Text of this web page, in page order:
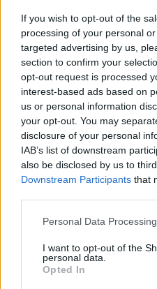
If you wish to opt-out of the
processing of your personal
targeted advertising by us,
section to confirm your
opt-out request is processed
interest-based ads based on
us or personal information
your opt-out. You may
disclosure of your personal
IAB’s list of downstream
also be disclosed by us to
Downstream Participants that
Personal Data
I want to opt-out of the
personal data.
Opted In
410 / 410
430 / 430
180 / 180
180 / 180
210 / 210
237 /237
245 /245
248 / 248